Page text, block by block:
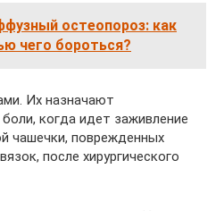
остеопороз: как
чего бороться?
Их назначают
когда идет заживление
чашечки, поврежденных
после хирургического